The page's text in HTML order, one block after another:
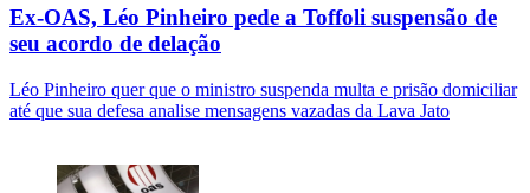
Ex-OAS, Léo Pinheiro pede a Toffoli suspensão de
seu acordo de delação
Léo Pinheiro quer que o ministro suspenda multa e prisão domiciliar
até que sua defesa analise mensagens vazadas da Lava Jato